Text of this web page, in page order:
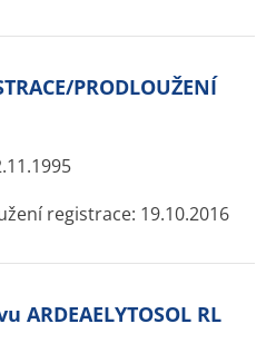
PRODLOUŽENÍ
registrace: 19.10.2016
RL